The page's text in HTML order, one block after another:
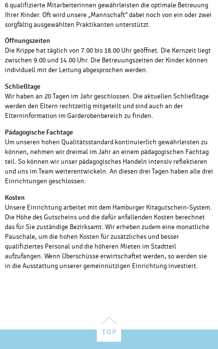
6 qualifizierte Mitarbeiterinnen gewährleisten die optimale Betreuung
Ihrer Kinder. Oft wird unsere „Mannschaft“ dabei noch von ein oder zwei
sorgfältig ausgewählten Praktikanten unterstützt.
Öffnungszeiten
Die Krippe hat täglich von 7.00 bis 18.00 Uhr geöffnet. Die Kernzeit liegt
zwischen 9.00 und 14.00 Uhr. Die Betreuungszeiten der Kinder können
individuell mit der Leitung abgesprochen werden.
Schließtage
Wir haben an 20 Tagen im Jahr geschlossen. Die aktuellen Schließtage
werden den Eltern rechtzeitig mitgeteilt und sind auch an der
Elterninformation im Garderobenbereich zu finden.
Pädagogische Fachtage
Um unseren hohen Qualitätsstandard kontinuierlich gewährleisten zu
können, nehmen wir dreimal im Jahr an einem pädagogischen Fachtag
teil. So können wir unser pädagogisches Handeln intensiv reflektieren
und uns im Team weiterentwickeln. An diesen drei Tagen haben alle drei
Einrichtungen geschlossen.
Kosten
Unsere Einrichtung arbeitet mit dem Hamburger Kitagutschein-System.
Die Höhe des Gutscheins und die dafür anfallenden Kosten berechnet
das für Sie zuständige Bezirksamt. Wir erheben zudem eine monatliche
Pauschale, um die hohen Kosten für zusätzliches und besser
qualifiziertes Personal und die höheren Mieten im Stadtteil
aufzufangen. Wenn Überschüsse erwirtschaftet werden, so werden sie
in die Ausstattung unserer gemeinnützigen Einrichtung investiert.